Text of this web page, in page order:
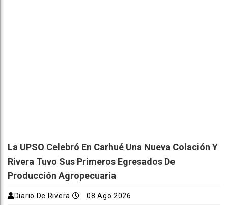
La UPSO Celebró En Carhué Una Nueva Colación Y
Rivera Tuvo Sus Primeros Egresados De
Producción Agropecuaria
Diario De Rivera 08 Ago 2026